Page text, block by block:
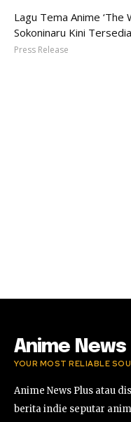
Lagu Tema Anime ‘The
Sokoninaru Kini
Press Release
Anime News
YOUR MOST RELIABLE
Anime News Plus atau
berita indie seputar